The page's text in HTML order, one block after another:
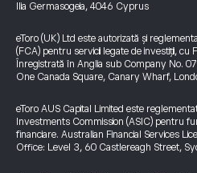
Ilia Germasogeia, 4046 Cyprus
eToro (UK) Ltd este autorizată și
(FCA) pentru servicii legate de investiții,
Înregistrată în Anglia sub Company No.
One Canada Square, Canary Wharf,
eToro AUS Capital Limited este
Investments Commission (ASIC) pentru
financiare. Australian Financial Services
Office: Level 3, 60 Castlereagh Street,